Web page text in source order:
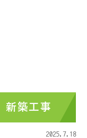
築工事
2025.7.18